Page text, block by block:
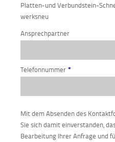
Platten-und Verbundstein-
werksneu
Ansprechpartner
Telefonnummer *
Mit dem Absenden des
Sie sich damit einverstanden,
Bearbeitung Ihrer Anfrage und